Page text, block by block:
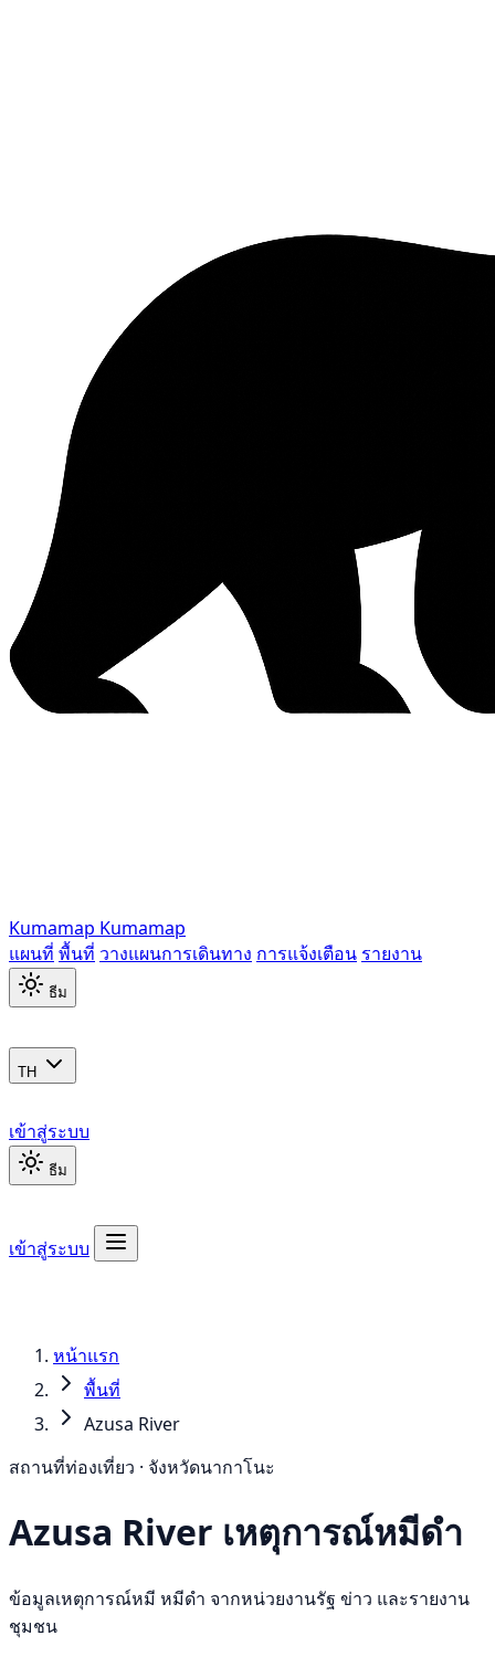
Kumamap Kumamap
แผนที่ พื้นที่ วางแผนการเดินทาง การแจ้งเตือน รายงาน
ธีม
TH
เข้าสู่ระบบ
ธีม
เข้าสู่ระบบ
หน้าแรก
พื้นที่
Azusa River
สถานที่ท่องเที่ยว · จังหวัดนากาโนะ
Azusa River เหตุการณ์หมีดำ
ข้อมูลเหตุการณ์หมี หมีดำ จากหน่วยงานรัฐ ข่าว และรายงาน
ชุมชน